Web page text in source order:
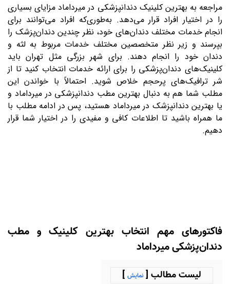
مراجعه به بهترین کلینیک دندانپزشکی در میرداماد مزایای بسیاری
را در اختیار افراد قرار می‌دهد. به‌طوری‌که افراد می‌توانند برای
انجام خدمات مختلف دندان‌های خود، نظر چندین دندان‌پزشک را
بپرسند و زیر نظر متخصصین مختلف خدمات مربوط به لثه و
دندان خود را انجام دهند. برای شهر بزرگی مثل تهران باید
کلینیک‌های دندان‌پزشکی را برای ارائه خدمات انتخاب کنید تا از
شر ترافیک‌های پرحجم خلاص شوید. احتمالاً با خواندن این
مطلب شما هم به دنبال بهترین مطب دندانپزشکی در میرداماد و
یا بهترین دندانپزشک در میرداماد هستید، پس در ادامه مطلب با
ما همراه باشید تا اطلاعات کافی و مفیدی را در اختیار شما قرار
دهیم.
فاکتورهای مهم انتخاب بهترین کلینیک و مطب
دندان‌پزشکی میرداماد
لیست مطالب [ نمایش ]